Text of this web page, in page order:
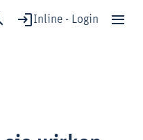
Inline - Login